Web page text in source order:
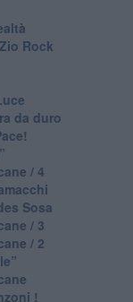
Rock
da duro
/ 4
Sosa
/ 3
/ 2
!